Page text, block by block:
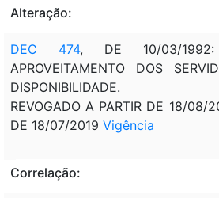
Alteração:
DEC 474, DE 10/03/1992:
APROVEITAMENTO DOS
DISPONIBILIDADE.
REVOGADO A PARTIR DE 18/08/
DE 18/07/2019 Vigência
Correlação: